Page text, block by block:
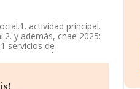
actividad principal.
y además, cnae 2025:
servicios de
en el Registro
a '%cnae%',